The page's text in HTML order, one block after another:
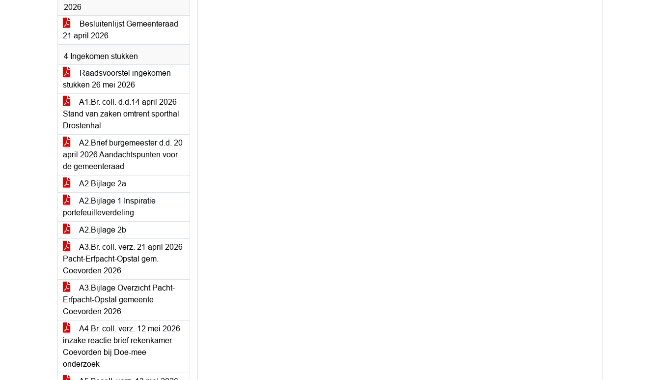
2026
Besluitenlijst Gemeenteraad
21 april 2026
4 Ingekomen stukken
Raadsvoorstel ingekomen
stukken 26 mei 2026
A1.Br. coll. d.d.14 april 2026
Stand van zaken omtrent sporthal
Drostenhal
A2.Brief burgemeester d.d. 20
april 2026 Aandachtspunten voor
de gemeenteraad
A2.Bijlage 2a
A2.Bijlage 1 Inspiratie
portefeuilleverdeling
A2.Bijlage 2b
A3.Br. coll. verz. 21 april 2026
Pacht-Erfpacht-Opstal gem.
Coevorden 2026
A3.Bijlage Overzicht Pacht-
Erfpacht-Opstal gemeente
Coevorden 2026
A4.Br. coll. verz. 12 mei 2026
inzake reactie brief rekenkamer
Coevorden bij Doe-mee
onderzoek